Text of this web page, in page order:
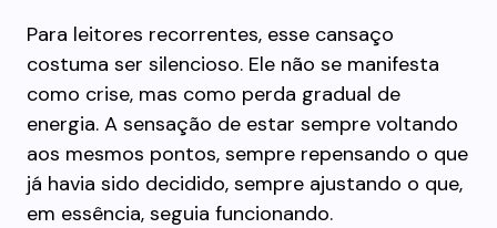
Para leitores recorrentes, esse cansaço
costuma ser silencioso. Ele não se manifesta
como crise, mas como perda gradual de
energia. A sensação de estar sempre voltando
aos mesmos pontos, sempre repensando o que
já havia sido decidido, sempre ajustando o que,
em essência, seguia funcionando.